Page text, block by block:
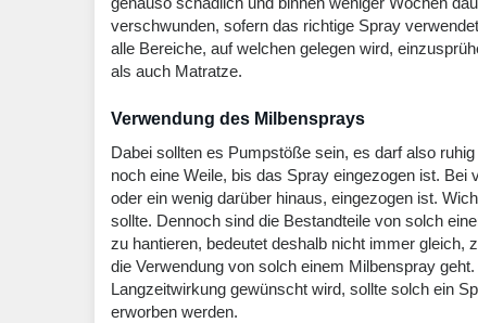
verschwunden, sofern das richtige Spray
alle Bereiche, auf welchen gelegen wird,
als auch Matratze.
Verwendung des Milbensprays
Dabei sollten es Pumpstöße sein, es darf also
noch eine Weile, bis das Spray eingezogen ist.
oder ein wenig darüber hinaus, eingezogen ist.
sollte. Dennoch sind die Bestandteile von solch
zu hantieren, bedeutet deshalb nicht immer gleich,
die Verwendung von solch einem Milbenspray
Langzeitwirkung gewünscht wird, sollte solch ein
erworben werden.